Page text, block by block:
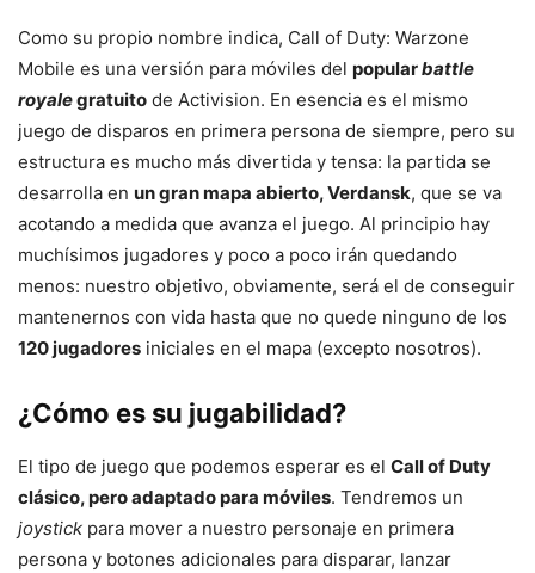
Como su propio nombre indica, Call of Duty: Warzone
Mobile es una versión para móviles del popularbattle
royalegratuito de Activision. En esencia es el mismo
juego de disparos en primera persona de siempre, pero su
estructura es mucho más divertida y tensa: la partida se
desarrolla en un gran mapa abierto, Verdansk, que se va
acotando a medida que avanza el juego. Al principio hay
muchísimos jugadores y poco a poco irán quedando
menos: nuestro objetivo, obviamente, será el de conseguir
mantenernos con vida hasta que no quede ninguno de los
120 jugadores iniciales en el mapa (excepto nosotros).
¿Cómo es su jugabilidad?
El tipo de juego que podemos esperar es el Call of Duty
clásico, pero adaptado para móviles. Tendremos un
joystick para mover a nuestro personaje en primera
persona y botones adicionales para disparar, lanzar